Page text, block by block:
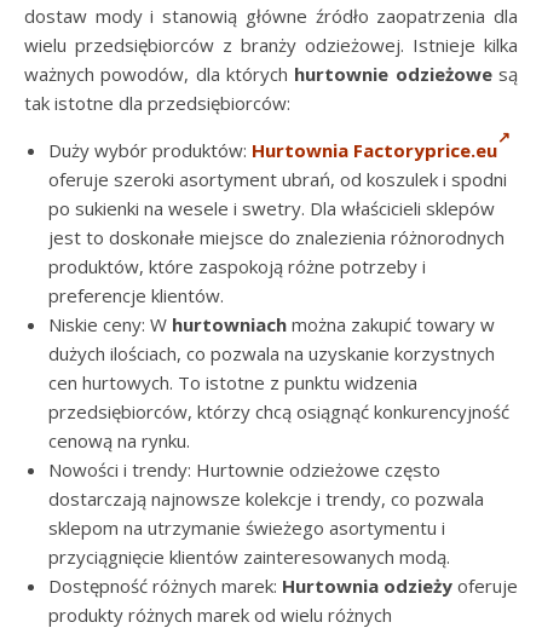
dostaw mody i stanowią główne źródło zaopatrzenia dla
wielu przedsiębiorców z branży odzieżowej. Istnieje kilka
ważnych powodów, dla których hurtownie odzieżowesą
tak istotne dla przedsiębiorców:
Duży wybór produktów: Hurtownia Factoryprice.eu
oferuje szeroki asortyment ubrań, od koszulek i spodni
po sukienki na wesele i swetry. Dla właścicieli sklepów
jest to doskonałe miejsce do znalezienia różnorodnych
produktów, które zaspokoją różne potrzeby i
preferencje klientów.
Niskie ceny: W hurtowniach można zakupić towary w
dużych ilościach, co pozwala na uzyskanie korzystnych
cen hurtowych. To istotne z punktu widzenia
przedsiębiorców, którzy chcą osiągnąć konkurencyjność
cenową na rynku.
Nowości i trendy: Hurtownie odzieżowe często
dostarczają najnowsze kolekcje i trendy, co pozwala
sklepom na utrzymanie świeżego asortymentu i
przyciągnięcie klientów zainteresowanych modą.
Dostępność różnych marek: Hurtownia odzieży oferuje
produkty różnych marek od wielu różnych